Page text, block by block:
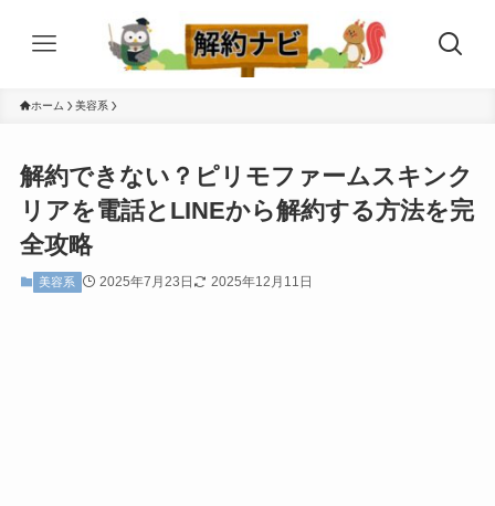
ホーム 美容系
解約できない？ピリモファームスキンク
リアを電話とLINEから解約する方法を完
全攻略
美容系 2025年7月23日 2025年12月11日